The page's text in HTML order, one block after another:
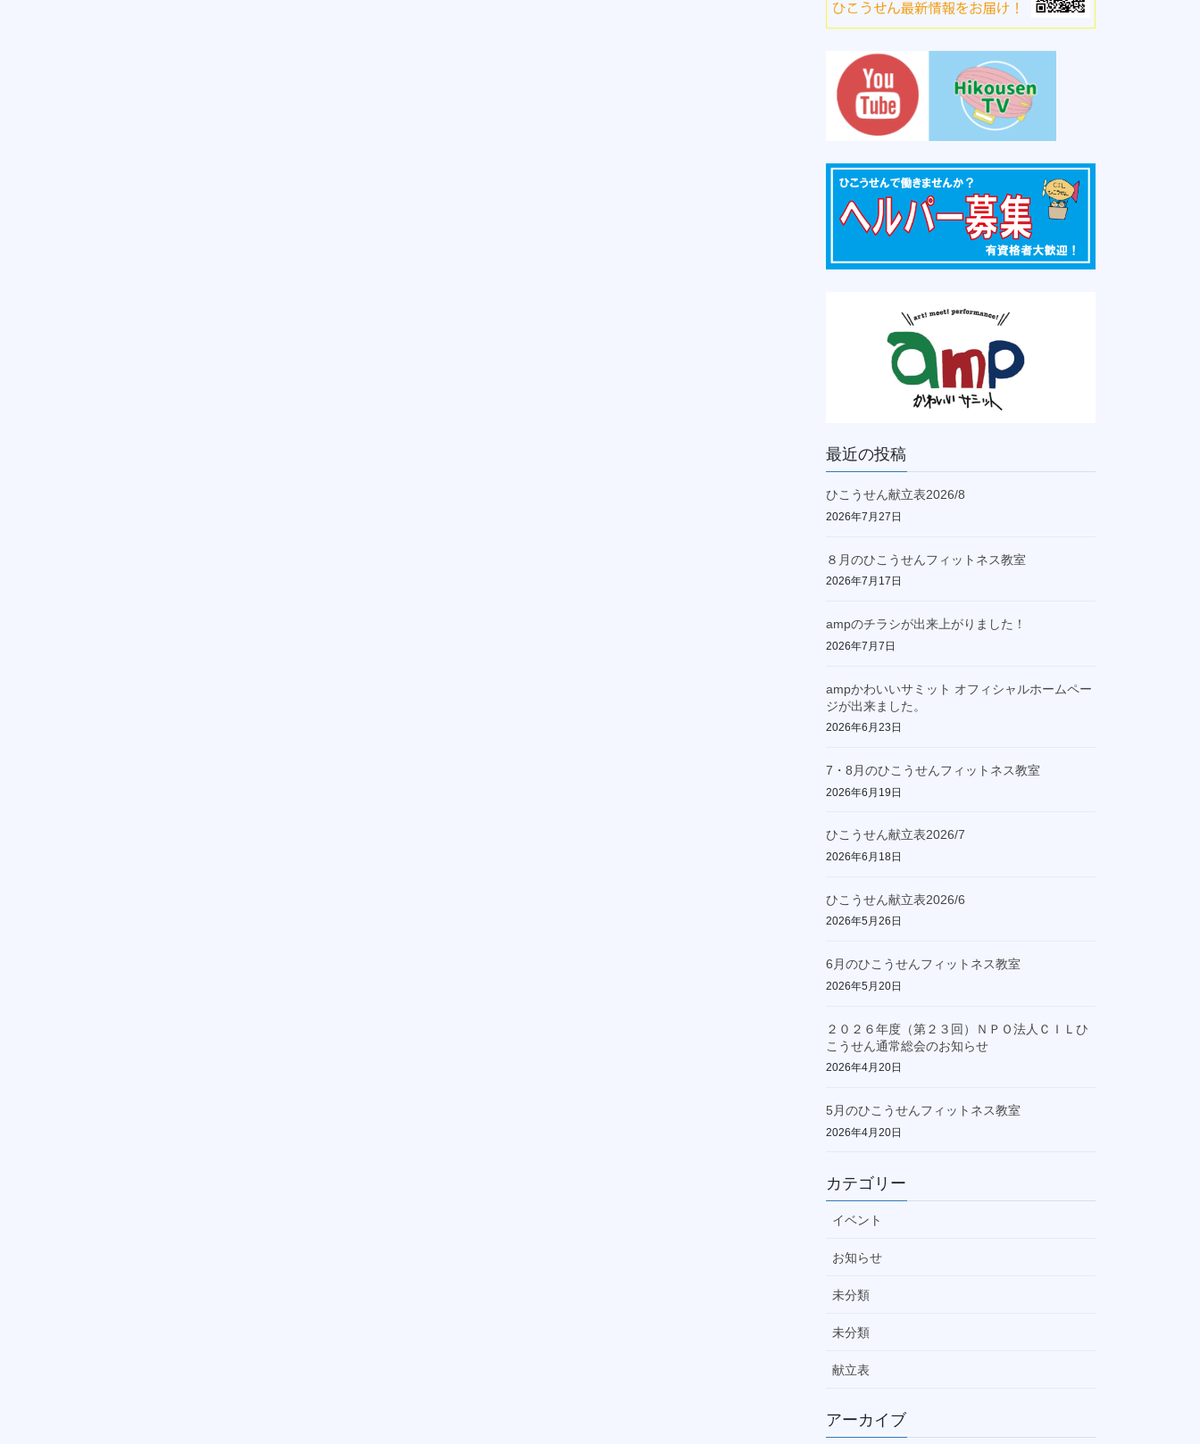
最近の投稿
ひこうせん献立表2026/8
2026年7月27日
８月のひこうせんフィットネス教室
2026年7月17日
ampのチラシが出来上がりました！
2026年7月7日
ampかわいいサミット オフィシャルホームペー
ジが出来ました。
2026年6月23日
7・8月のひこうせんフィットネス教室
2026年6月19日
ひこうせん献立表2026/7
2026年6月18日
ひこうせん献立表2026/6
2026年5月26日
6月のひこうせんフィットネス教室
2026年5月20日
２０２６年度（第２３回）ＮＰＯ法人ＣＩＬひ
こうせん通常総会のお知らせ
2026年4月20日
5月のひこうせんフィットネス教室
2026年4月20日
カテゴリー
イベント
お知らせ
未分類
未分類
献立表
アーカイブ